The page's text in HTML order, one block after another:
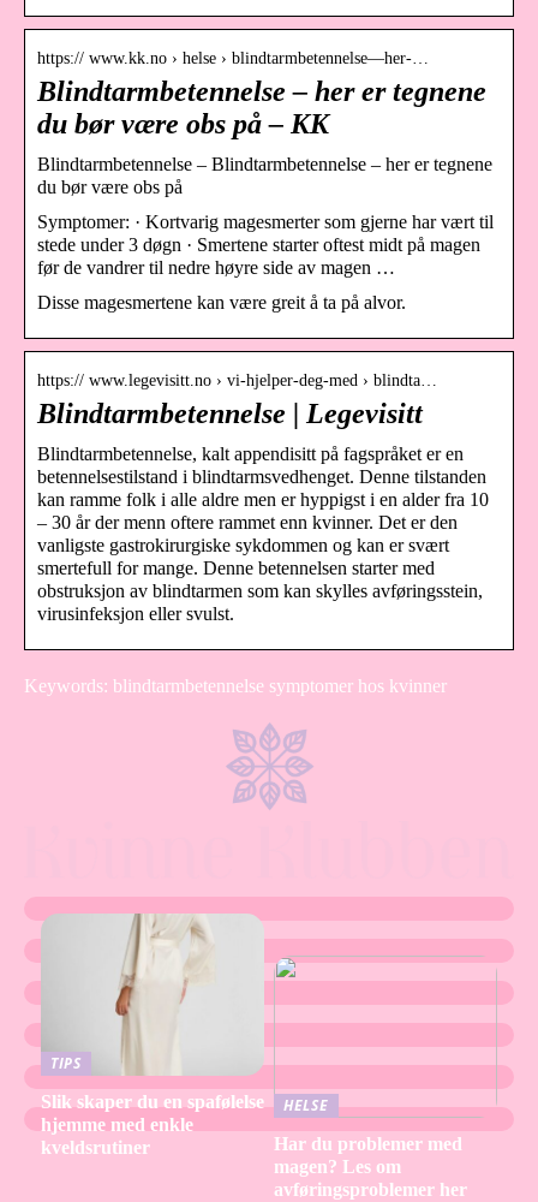
https:// www.kk.no › helse › blindtarmbetennelse—her-…
Blindtarmbetennelse – her er tegnene
du bør være obs på – KK
Blindtarmbetennelse – Blindtarmbetennelse – her er tegnene
du bør være obs på
Symptomer: · Kortvarig magesmerter som gjerne har vært til
stede under 3 døgn · Smertene starter oftest midt på magen
før de vandrer til nedre høyre side av magen …
Disse magesmertene kan være greit å ta på alvor.
https:// www.legevisitt.no › vi-hjelper-deg-med › blindta…
Blindtarmbetennelse | Legevisitt
Blindtarmbetennelse, kalt appendisitt på fagspråket er en
betennelsestilstand i blindtarmsvedhenget. Denne tilstanden
kan ramme folk i alle aldre men er hyppigst i en alder fra 10
– 30 år der menn oftere rammet enn kvinner. Det er den
vanligste gastrokirurgiske sykdommen og kan er svært
smertefull for mange. Denne betennelsen starter med
obstruksjon av blindtarmen som kan skylles avføringsstein,
virusinfeksjon eller svulst.
Keywords: blindtarmbetennelse symptomer hos kvinner
TIPS
Slik skaper du en spafølelse
hjemme med enkle
kveldsrutiner
HELSE
Har du problemer med
magen? Les om
avføringsproblemer her